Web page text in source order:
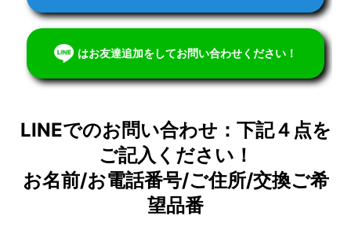
はお友達追加をしてお問い合わせください！
LINEでのお問い合わせ：下記４点を
ご記入ください！
お名前/お電話番号/ご住所/交換ご希
望品番